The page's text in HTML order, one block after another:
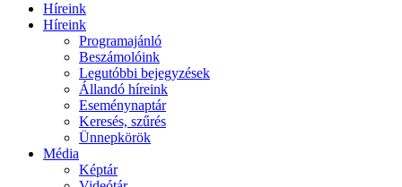
Híreink
Híreink
Programajánló
Beszámolóink
Legutóbbi bejegyzések
Állandó híreink
Eseménynaptár
Keresés, szűrés
Ünnepkörök
Média
Képtár